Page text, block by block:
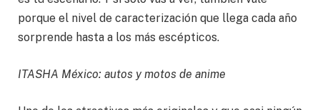
porque el nivel de caracterización que llega cada año
sorprende hasta a los más escépticos.
ITASHA México: autos y motos de anime